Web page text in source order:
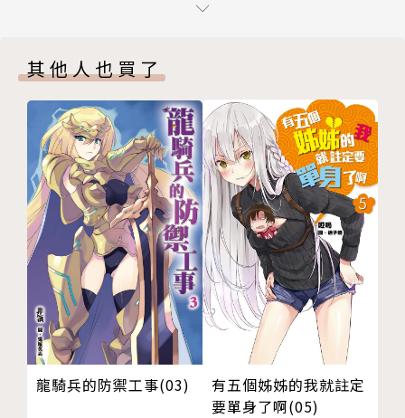
六章 飛龍山脈與獨角獸
終章 任務幣與任務完成率
後 記
版權頁
其他人也買了
龍騎兵的防禦工事(03)
有五個姊姊的我就註定
要單身了啊(05)